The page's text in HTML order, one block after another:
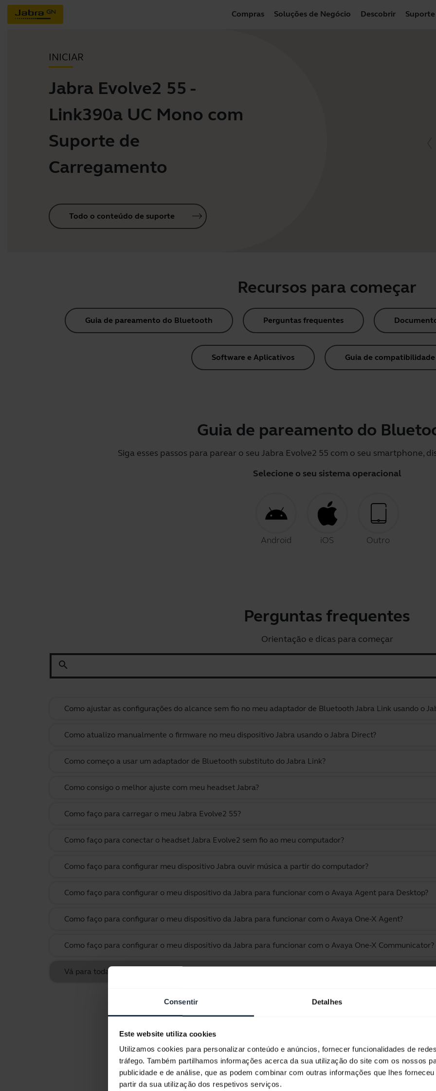
Consentir Detalhes
Este website utiliza cookies
Utilizamos cookies para personalizar conteúdo e anúncios, fornecer funcionalidades de
tráfego. Também partilhamos informações acerca da sua utilização do site com os nossos
publicidade e de análise, que as podem combinar com outras informações que lhes
partir da sua utilização dos respetivos serviços.
Compras Soluções de Negócio Descobrir Suporte
INICIAR
Jabra Evolve2 55 -
Link390a UC Mono com
Suporte de
Carregamento
Todo o conteúdo de suporte
Recursos para começar
Guia de pareamento do Bluetooth Perguntas frequentes
Software e Aplicativos Guia de compatibilidade
Guia de pareamento do
Siga esses passos para parear o seu Jabra Evolve2 55 com o seu smartphone,
Selecione o seu sistema operacional
Android iOS Outro
Perguntas frequentes
Orientação e dicas para começar
search
Como ajustar as configurações do alcance sem fio no meu adaptador de Bluetooth Jabra Link usando o
Como atualizo manualmente o firmware no meu dispositivo Jabra usando o Jabra Direct?
Como começo a usar um adaptador de Bluetooth substituto do Jabra Link?
Como consigo o melhor ajuste com meu headset Jabra?
Como faço para carregar o meu Jabra Evolve2 55?
Como faço para conectar o headset Jabra Evolve2 sem fio ao meu computador?
Como faço para configurar meu dispositivo Jabra ouvir música a partir do computador?
Como faço para configurar o meu dispositivo da Jabra para funcionar com o Avaya Agent para Desktop?
Como faço para configurar o meu dispositivo da Jabra para funcionar com o Avaya One-X Agent?
Como faço para configurar o meu dispositivo da Jabra para funcionar com o Avaya One-X Communicator?
Vá para todas as perguntas frequentes para Jabra Evolve2 55 - Link390a UC Mono com Suporte de
Exibindo 10 de 10
Documentos de produto